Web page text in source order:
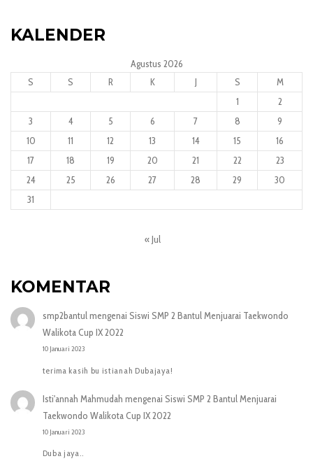
KALENDER
Agustus 2026
S
S R K J S
M
1
2
3
4 5 6 7 8
9
10
11 12 13 14 15
16
17
18 19 20 21 22
23
24
25 26 27 28 29
30
31
« Jul
KOMENTAR
smp2bantulmengenai Siswi SMP 2 Bantul Menjuarai Taekwondo
Walikota Cup IX 2022
10 Januari 2023
terima kasih bu istianah Dubajaya!
Isti'annah Mahmudah mengenai Siswi SMP 2 Bantul Menjuarai
Taekwondo Walikota Cup IX 2022
10 Januari 2023
Duba jaya..